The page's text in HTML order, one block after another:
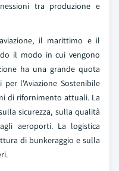
tra produzione e
il marittimo e il
il modo in cui vengono
ha una grande quota
l'Aviazione Sostenibile
di rifornimento attuali. La
sicurezza, sulla qualità
aeroporti. La logistica
di bunkeraggio e sulla